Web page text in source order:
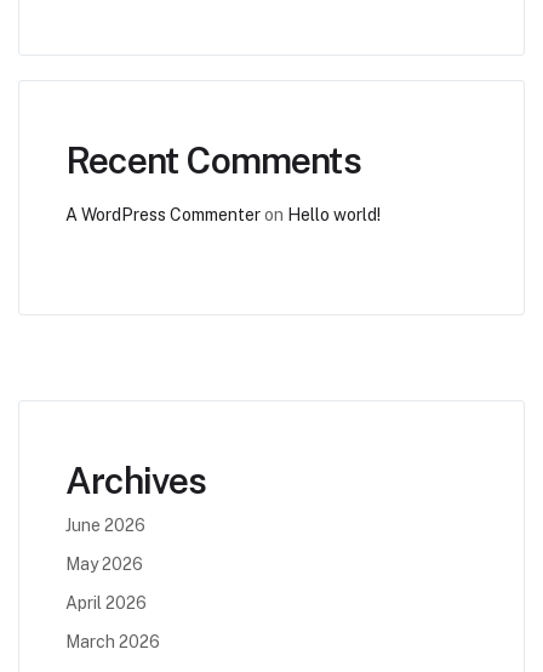
Recent Comments
A WordPress Commenteron Hello world!
Archives
June 2026
May 2026
April 2026
March 2026